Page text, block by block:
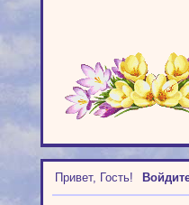
Привет, Гость!